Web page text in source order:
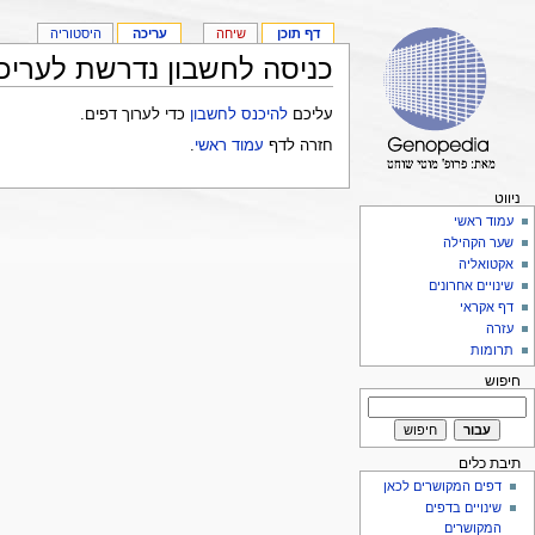
כניסה לחשבון נדרשת
עליכם להיכנס לחשבון כדי לערוך דפים.
חזרה לדף עמוד ראשי
דף תוכן שיחה עריכה היסטוריה
ניווט
עמוד ראשי
שער הקהילה
אקטואליה
שינויים אחרונים
דף אקראי
עזרה
תרומות
חיפוש
תיבת כלים
דפים המקושרים לכאן
שינויים בדפים
המקושרים